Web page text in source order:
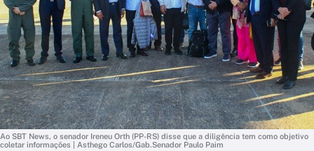
Ao SBT News, o senador Ireneu Orth (PP-RS) disse que a diligência tem como objetivo
coletar informações | Asthego Carlos/Gab.Senador Paulo Paim